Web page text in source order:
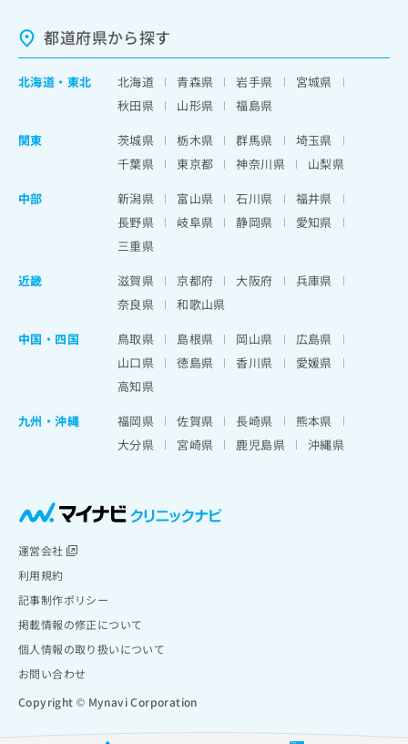
都道府県から探す
北海道 ・ 東北 北海道 青森県 岩手県
宮城県
秋田県
山形県
福島県
関東
茨城県 栃木県 群馬県
埼玉県
千葉県
東京都 神奈川県
山梨県
中部
新潟県 富山県 石川県
福井県
長野県
岐阜県 静岡県
愛知県
三重県
近畿
滋賀県 京都府 大阪府
兵庫県
奈良県
和歌山県
中国・四国
鳥取県 島根県 岡山県
広島県
山口県
徳島県 香川県
愛媛県
高知県
九州・沖縄
福岡県 佐賀県 長崎県
熊本県
大分県
宮崎県 鹿児島県 沖縄県
運営会社
利用規約
記事制作ポリシー
掲載情報の修正について
個人情報の取り扱いについて
お問い合わせ
Copyright © Mynavi Corporation